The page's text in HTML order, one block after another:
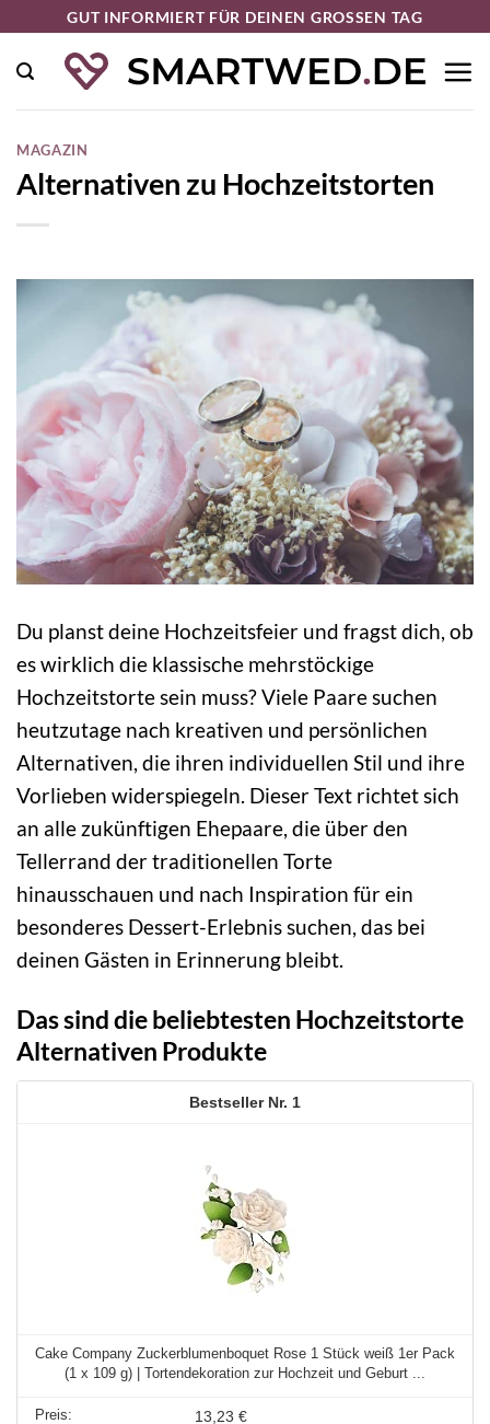
springen
GUT INFORMIERT FÜR DEINEN GROSSEN TAG
MAGAZIN
Alternativen zu Hochzeitstorten
Du planst deine Hochzeitsfeier und fragst dich, ob
es wirklich die klassische mehrstöckige
Hochzeitstorte sein muss? Viele Paare suchen
heutzutage nach kreativen und persönlichen
Alternativen, die ihren individuellen Stil und ihre
Vorlieben widerspiegeln. Dieser Text richtet sich
an alle zukünftigen Ehepaare, die über den
Tellerrand der traditionellen Torte
hinausschauen und nach Inspiration für ein
besonderes Dessert-Erlebnis suchen, das bei
deinen Gästen in Erinnerung bleibt.
Das sind die beliebtesten Hochzeitstorte
Alternativen Produkte
1
Cake Company Zuckerblumenboquet Rose 1 Stück weiß 1er Pack
(1 x 109 g) | Tortendekoration zur Hochzeit und Geburt ...
13,23 €